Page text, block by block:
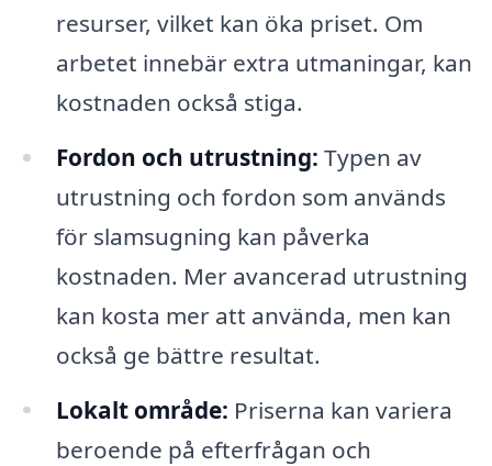
resurser, vilket kan öka priset. Om
arbetet innebär extra utmaningar, kan
kostnaden också stiga.
Fordon och utrustning: Typen av
utrustning och fordon som används
för slamsugning kan påverka
kostnaden. Mer avancerad utrustning
kan kosta mer att använda, men kan
också ge bättre resultat.
Lokalt område: Priserna kan variera
beroende på efterfrågan och